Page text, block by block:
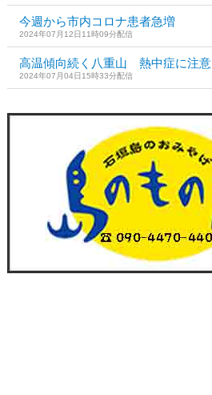
今週から市内コロナ患者急増
2024年07月12日11時09分配信
高温傾向続く八重山 熱中症に注意
2024年07月04日15時33分配信